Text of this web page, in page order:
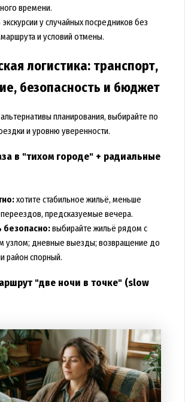
времени.
у случайных посредников без
и условий отмены.
логистика: транспорт,
безопасность и бюджет
планирования, выбирайте по
и уровню уверенности.
в "тихом городе" + радиальные
хотите стабильное жильё, меньше
предсказуемые вечера.
безопасно:выбирайте жильё рядом с
узлом; дневные выезды; возвращение до
район спорный.
"две ночи в точке" (slow